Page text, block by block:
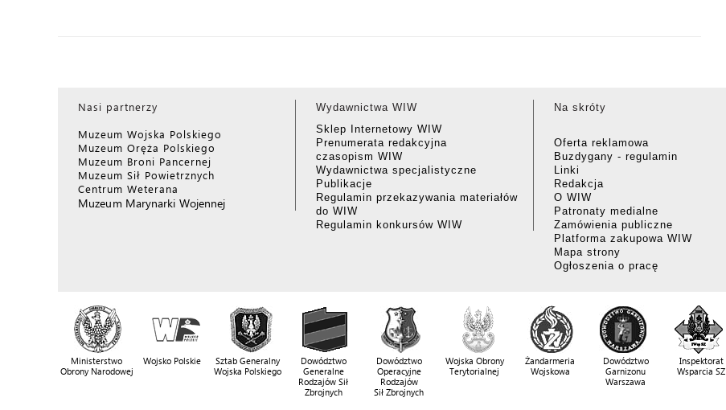
Nasi partnerzy
Muzeum Wojska Polskiego
Muzeum Oręża Polskiego
Muzeum Broni Pancernej
Muzeum Sił Powietrznych
Centrum Weterana
Muzeum Marynarki Wojennej
Wydawnictwa WIW
Sklep Internetowy WIW
Prenumerata redakcyjna
czasopism WIW
Wydawnictwa specjalistyczne
Publikacje
Regulamin przekazywania materiałów
do WIW
Regulamin konkursów WIW
Na skróty
Oferta reklamowa
Buzdygany - regulamin
Linki
Redakcja
O WIW
Patronaty medialne
Zamówienia publiczne
Platforma zakupowa WIW
Mapa strony
Ogłoszenia o pracę
Ministerstwo
Obrony Narodowej
Wojsko Polskie
Sztab Generalny
Wojska Polskiego
Dowództwo
Generalne
Rodzajów Sił
Zbrojnych
Dowództwo
Operacyjne
Rodzajów
Sił Zbrojnych
Wojska Obrony
Terytorialnej
Żandarmeria
Wojskowa
Dowództwo
Garnizonu
Warszawa
Inspektorat
Wsparcia SZ